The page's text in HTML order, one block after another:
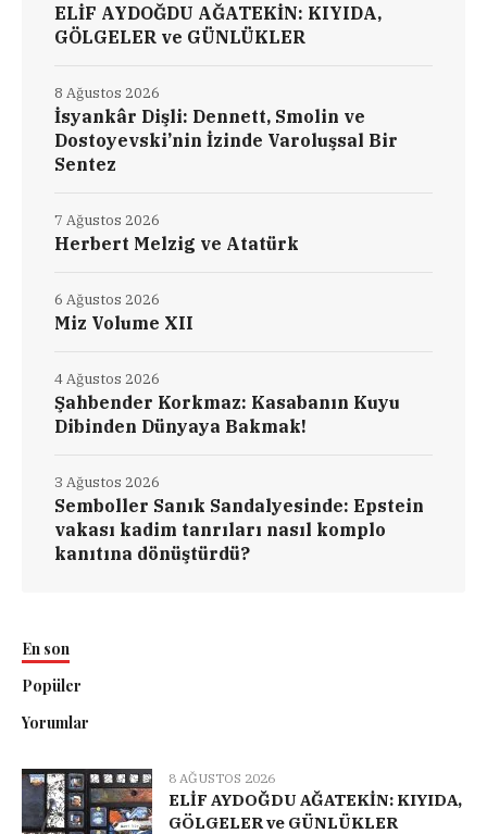
ELİF AYDOĞDU AĞATEKİN: KIYIDA,
GÖLGELER ve GÜNLÜKLER
İsyankâr Dişli: Dennett, Smolin ve
Dostoyevski’nin İzinde Varoluşsal Bir
Sentez
8 Ağustos 2026
Herbert Melzig ve Atatürk
7 Ağustos 2026
Miz Volume XII
6 Ağustos 2026
Şahbender Korkmaz: Kasabanın Kuyu
Dibinden Dünyaya Bakmak!
4 Ağustos 2026
Semboller Sanık Sandalyesinde: Epstein
vakası kadim tanrıları nasıl komplo
kanıtına dönüştürdü?
3 Ağustos 2026
En son
Popüler
Yorumlar
8 AĞUSTOS 2026
ELİF AYDOĞDU AĞATEKİN: KIYIDA,
GÖLGELER ve GÜNLÜKLER